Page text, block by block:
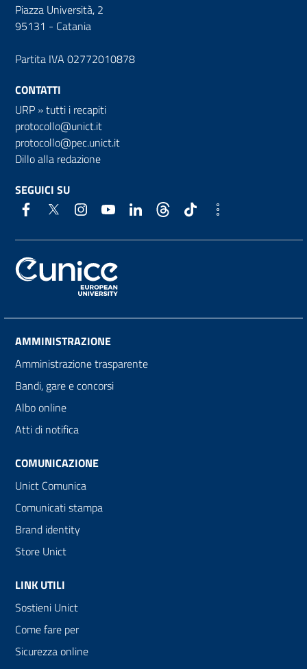
Piazza Università, 2
95131 - Catania
Partita IVA 02772010878
CONTATTI
URP »tutti i recapiti
protocollo@unict.it
protocollo@pec.unict.it
Dillo alla redazione
SEGUICI SU
AMMINISTRAZIONE
Amministrazione trasparente
Bandi, gare e concorsi
Albo online
Atti di notifica
COMUNICAZIONE
Unict Comunica
Comunicati stampa
Brand identity
Store Unict
LINK UTILI
Sostieni Unict
Come fare per
Sicurezza online